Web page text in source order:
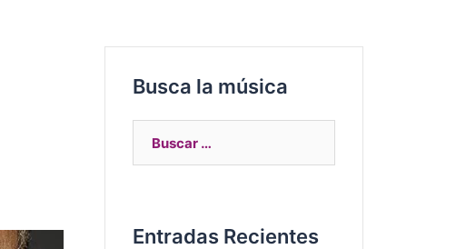
Busca la música
Entradas Recientes